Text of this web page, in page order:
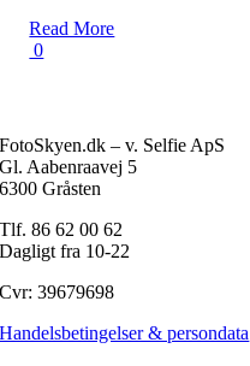
Read More
0
FotoSkyen.dk – v. Selfie ApS
Gl. Aabenraavej 5
6300 Gråsten
Tlf. 86 62 00 62
Dagligt fra 10-22
Cvr: 39679698
Handelsbetingelser & persondata